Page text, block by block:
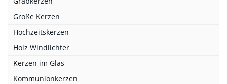
Große Kerzen
Hochzeitskerzen
Holz Windlichter
Kerzen im Glas
Kommunionkerzen